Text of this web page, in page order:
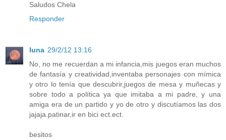
Saludos Chela
Responder
luna 29/2/12 13:16
No, no me recuerdan a mi infancia,mis juegos eran muchos
de fantasía y creatividad,inventaba personajes con mímica
y otro lo tenía que descubrir,juegos de mesa y muñecas y
sobre todo a política ya que imitaba a mi padre, y una
amiga era de un partido y yo de otro y discutíamos las dos
jajaja.patinar,ir en bici ect.ect.
besitos